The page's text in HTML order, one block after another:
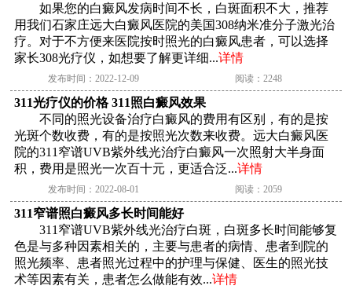
如果您的白癜风发病时间不长，白斑面积不大，推荐
用我们石家庄远大白癜风医院的美国308纳米准分子激光治
疗。对于不方便来医院按时照光的白癜风患者，可以选择
家长308光疗仪，如想要了解更详细...详情
发布时间：2022-12-09 阅读：2248
311光疗仪的价格 311照白癜风效果
不同的照光设备治疗白癜风的费用有区别，有的是按
光斑个数收费，有的是按照光次数来收费。远大白癜风医
院的311窄谱UVB紫外线光治疗白癜风一次照射大半身面
积，费用是照光一次百十元，更适合泛...详情
发布时间：2022-08-01 阅读：2059
311窄谱照白癜风多长时间能好
311窄谱UVB紫外线光治疗白斑，白斑多长时间能够复
色是与多种因素相关的，主要与患者的病情、患者到院的
照光频率、患者照光过程中的护理与保健、医生的照光技
术等因素有关，患者怎么做能有效...详情